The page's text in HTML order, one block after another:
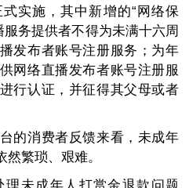
实施，其中新增的“网络保
服务提供者不得为未满十六周
发布者账号注册服务；为年
网络直播发布者账号注册服
行认证，并征得其父母或者
消费者反馈来看，未成年
繁琐、艰难。
未成年人打赏金退款问题